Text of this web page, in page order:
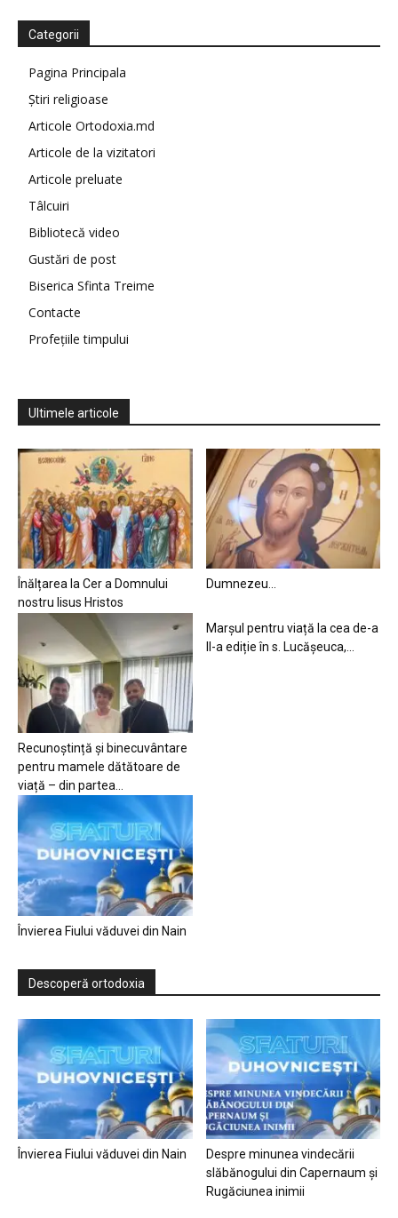
Categorii
Pagina Principala
Știri religioase
Articole Ortodoxia.md
Articole de la vizitatori
Articole preluate
Tâlcuiri
Bibliotecă video
Gustări de post
Biserica Sfinta Treime
Contacte
Profețiile timpului
Ultimele articole
Înălțarea la Cer a Domnului
nostru Iisus Hristos
Dumnezeu…
Recunoștință și binecuvântare
pentru mamele dătătoare de
viață – din partea...
Marșul pentru viață la cea de-a
II-a ediție în s. Lucășeuca,...
Învierea Fiului văduvei din Nain
Descoperă ortodoxia
Învierea Fiului văduvei din Nain
Despre minunea vindecării
slăbănogului din Capernaum și
Rugăciunea inimii